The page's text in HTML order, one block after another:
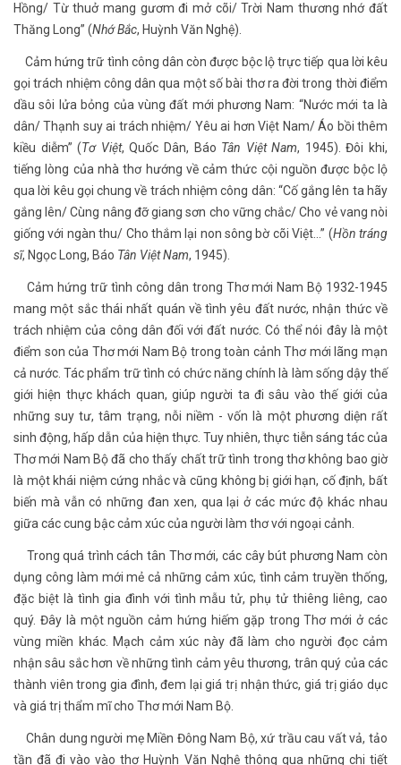
Hồng/ Từ thuở mang gươm đi mở cõi/ Trời Nam thương nhớ đất
Thăng Long” (Nhớ Bắc, Huỳnh Văn Nghệ).
Cảm hứng trữ tình công dân còn được bộc lộ trực tiếp qua lời kêu
gọi trách nhiệm công dân qua một số bài thơ ra đời trong thời điểm
dầu sôi lửa bỏng của vùng đất mới phương Nam: “Nước mới ta là
dân/ Thạnh suy ai trách nhiệm/ Yêu ai hơn Việt Nam/ Áo bồi thêm
kiều diễm” (Tơ Việt, Quốc Dân, Báo Tân Việt Nam, 1945). Đôi khi,
tiếng lòng của nhà thơ hướng về cảm thức cội nguồn được bộc lộ
qua lời kêu gọi chung về trách nhiệm công dân: “Cố gắng lên ta hãy
gắng lên/ Cùng nâng đỡ giang sơn cho vững chắc/ Cho vẻ vang nòi
giống với ngàn thu/ Cho thắm lại non sông bờ cõi Việt…” (Hồn tráng
sĩ, Ngọc Long, Báo Tân Việt Nam, 1945).
Cảm hứng trữ tình công dân trong Thơ mới Nam Bộ 1932-1945
mang một sắc thái nhất quán về tình yêu đất nước, nhận thức về
trách nhiệm của công dân đối với đất nước. Có thể nói đây là một
điểm son của Thơ mới Nam Bộ trong toàn cảnh Thơ mới lãng mạn
cả nước. Tác phẩm trữ tình có chức năng chính là làm sống dậy thế
giới hiện thực khách quan, giúp người ta đi sâu vào thế giới của
những suy tư, tâm trạng, nỗi niềm - vốn là một phương diện rất
sinh động, hấp dẫn của hiện thực. Tuy nhiên, thực tiễn sáng tác của
Thơ mới Nam Bộ đã cho thấy chất trữ tình trong thơ không bao giờ
là một khái niệm cứng nhắc và cũng không bị giới hạn, cố định, bất
biến mà vẫn có những đan xen, qua lại ở các mức độ khác nhau
giữa các cung bậc cảm xúc của người làm thơ với ngoại cảnh.
Trong quá trình cách tân Thơ mới, các cây bút phương Nam còn
dụng công làm mới mẻ cả những cảm xúc, tình cảm truyền thống,
đặc biệt là tình gia đình với tình mẫu tử, phụ tử thiêng liêng, cao
quý. Đây là một nguồn cảm hứng hiếm gặp trong Thơ mới ở các
vùng miền khác. Mạch cảm xúc này đã làm cho người đọc cảm
nhận sâu sắc hơn về những tình cảm yêu thương, trân quý của các
thành viên trong gia đình, đem lại giá trị nhận thức, giá trị giáo dục
và giá trị thẩm mĩ cho Thơ mới Nam Bộ.
Chân dung người mẹ Miền Đông Nam Bộ, xứ trầu cau vất vả, tảo
tần đã đi vào vào thơ Huỳnh Văn Nghệ thông qua những chi tiết